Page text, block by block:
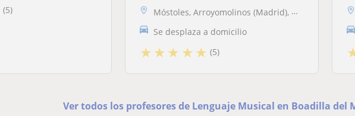
(5)
Móstoles, Arroyomolinos (Madrid), Moraleja de Enmedio, Villaviciosa de...
Se desplaza a domicilio
★★★ ★★ (5)
Ver todos los profesores de Lenguaje Musical en Boadilla del